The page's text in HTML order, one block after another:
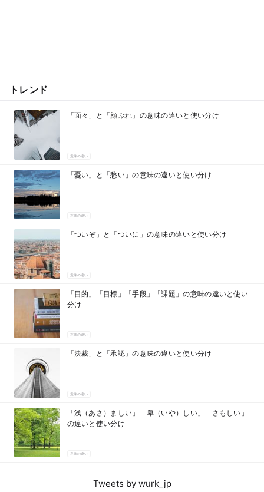
トレンド
「面々」と「顔ぶれ」の意味の違いと使い分け
意味の違い
「憂い」と「愁い」の意味の違いと使い分け
意味の違い
「ついぞ」と「ついに」の意味の違いと使い分け
意味の違い
「目的」「目標」「手段」「課題」の意味の違いと使い
分け
意味の違い
「決裁」と「承認」の意味の違いと使い分け
意味の違い
「浅（あさ）ましい」「卑（いや）しい」「さもしい」
の違いと使い分け
意味の違い
Tweets by wurk_jp